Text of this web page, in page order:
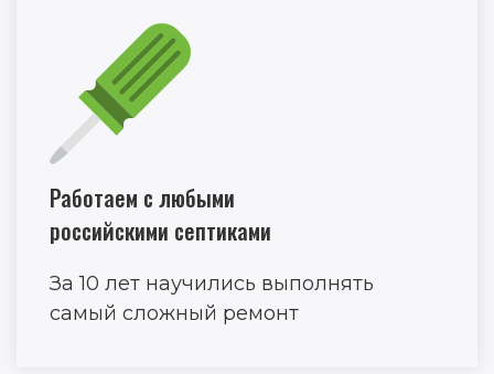
Работаем с любыми
российскими септиками
За 10 лет научились выполнять
самый сложный ремонт